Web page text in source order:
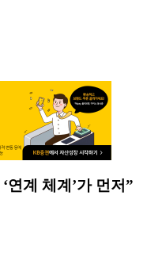
연계 체계’가 먼저”